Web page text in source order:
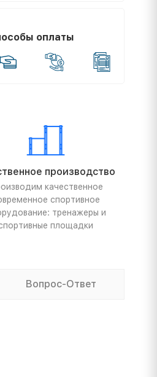
оплаты
производство
качественное
спортивное
тренажеры и
площадки
Вопрос-Ответ